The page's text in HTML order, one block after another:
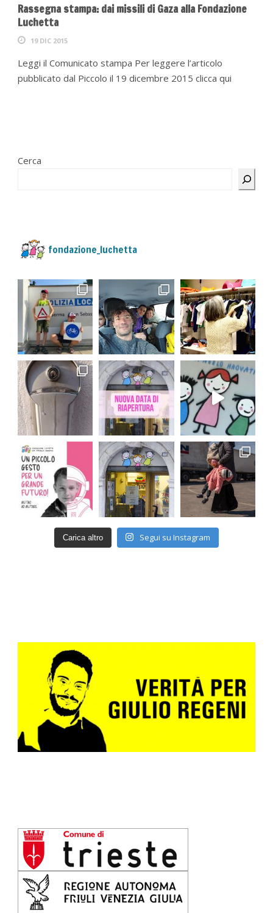
Rassegna stampa: dai missili di Gaza alla Fondazione
Luchetta
19 DIC 2015
Leggi il Comunicato stampa Per leggere l’articolo
pubblicato dal Piccolo il 19 dicembre 2015 clicca qui
Cerca
fondazione_luchetta
Carica altro Segui su Instagram